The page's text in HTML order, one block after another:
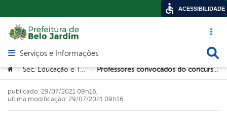
Acesso
Abrir menu principal de navegação
Serviços e Informações
Você está aqui:
> Sec. Educação e Tecnologia > Professores convocados do concurso público tomarão posse dos seus cargos na sexta
publicado: 29/07/2021 09h16,
última modificação: 29/07/2021 09h16
ACESSIBILIDADE